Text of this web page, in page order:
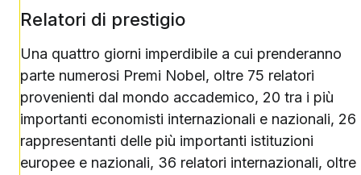
Relatori di prestigio
Una quattro giorni imperdibile a cui prenderanno
parte numerosi Premi Nobel, oltre 75 relatori
provenienti dal mondo accademico, 20 tra i più
importanti economisti internazionali e nazionali, 26
rappresentanti delle più importanti istituzioni
europee e nazionali, 36 relatori internazionali, oltre